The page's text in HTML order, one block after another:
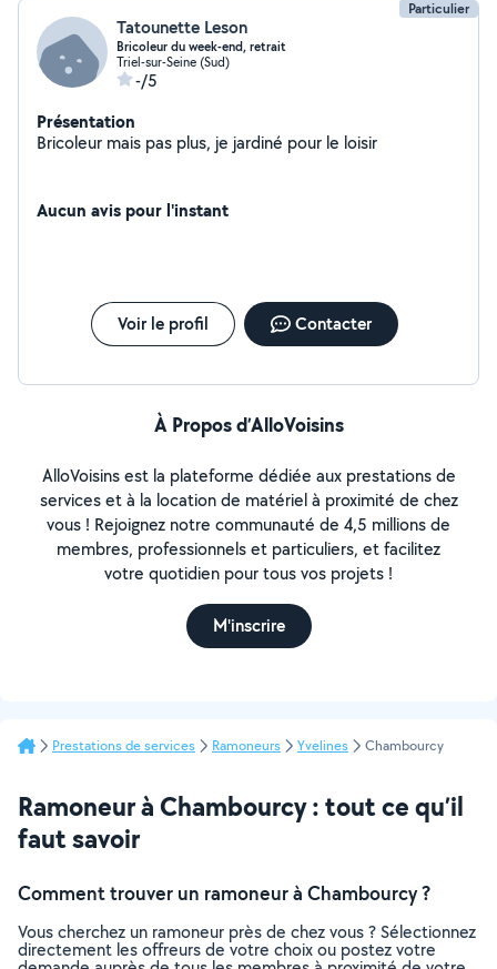
Particulier
Tatounette Leson
Bricoleur du week-end, retrait
Triel-sur-Seine (Sud)
-/5
Présentation
Bricoleur mais pas plus, je jardiné pour le loisir
Aucun avis pour l'instant
Voir le profil Contacter
À Propos d’AlloVoisins
AlloVoisins est la plateforme dédiée aux prestations de
services et à la location de matériel à proximité de chez
vous ! Rejoignez notre communauté de 4,5 millions de
membres, professionnels et particuliers, et facilitez
votre quotidien pour tous vos projets !
M'inscrire
Prestations de services Ramoneurs Yvelines Chambourcy
Ramoneur à Chambourcy : tout ce qu’il
faut savoir
Comment trouver un ramoneur à Chambourcy ?
Vous cherchez un ramoneur près de chez vous ? Sélectionnez
directement les offreurs de votre choix ou postez votre